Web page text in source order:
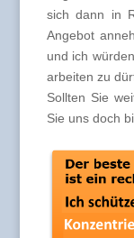
sich dann in
Angebot
und ich
arbeiten zu
Sollten Sie
Sie uns doch